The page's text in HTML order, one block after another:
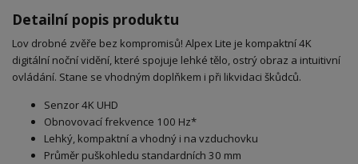
Detailní popis produktu
Lov drobné zvěře bez kompromisů! Alpex Lite je kompaktní 4K
digitální noční vidění, které spojuje lehké tělo, ostrý obraz a intuitivní
ovládání. Stane se vhodným doplňkem i při likvidaci škůdců.
Senzor 4K UHD
Obnovovací frekvence 100 Hz*
Lehký, kompaktní a vhodný i na vzduchovku
Průměr puškohledu standardních 30 mm